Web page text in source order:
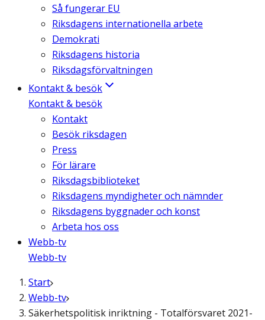
Så fungerar EU
Riksdagens internationella arbete
Demokrati
Riksdagens historia
Riksdagsförvaltningen
Kontakt & besök
Kontakt & besök
Kontakt
Besök riksdagen
Press
För lärare
Riksdagsbiblioteket
Riksdagens myndigheter och nämnder
Riksdagens byggnader och konst
Arbeta hos oss
Webb-tv
Webb-tv
Start
Webb-tv
Säkerhetspolitisk inriktning - Totalförsvaret 2021-